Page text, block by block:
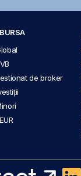
de broker